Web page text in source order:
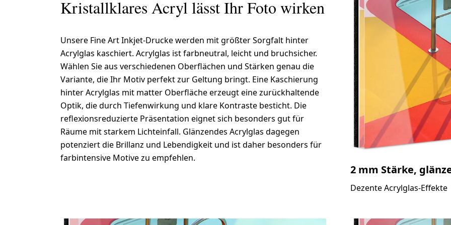
Kristallklares Acryl lässt Ihr Foto wirken
Unsere Fine Art Inkjet-Drucke werden mit größter Sorgfalt hinter
Acrylglas kaschiert. Acrylglas ist farbneutral, leicht und bruchsicher.
Wählen Sie aus verschiedenen Oberflächen und Stärken genau die
Variante, die Ihr Motiv perfekt zur Geltung bringt. Eine Kaschierung
hinter Acrylglas mit matter Oberfläche erzeugt eine zurückhaltende
Optik, die durch Tiefenwirkung und klare Kontraste besticht. Die
reflexionsreduzierte Präsentation eignet sich besonders gut für
Räume mit starkem Lichteinfall. Glänzendes Acrylglas dagegen
potenziert die Brillanz und Lebendigkeit und ist daher besonders für
farbintensive Motive zu empfehlen.
2 mm Stärke,
Dezente Acrylglas-Effekte